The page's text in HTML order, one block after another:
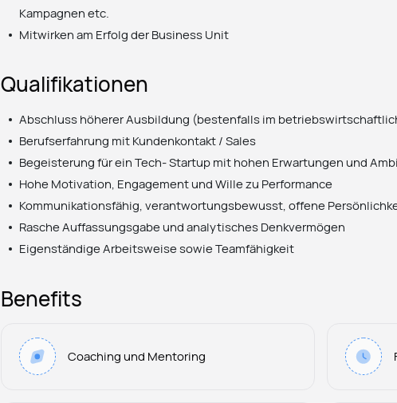
Kampagnen etc.
Mitwirken am Erfolg der Business Unit
Qualifikationen
Abschluss höherer Ausbildung (bestenfalls im
Berufserfahrung mit Kundenkontakt / Sales
Begeisterung für ein Tech- Startup mit hohen Erwartungen und
Hohe Motivation, Engagement und Wille zu Performance
Kommunikationsfähig, verantwortungsbewusst, offene
Rasche Auffassungsgabe und analytisches Denkvermögen
Eigenständige Arbeitsweise sowie Teamfähigkeit
Benefits
Coaching und Mentoring